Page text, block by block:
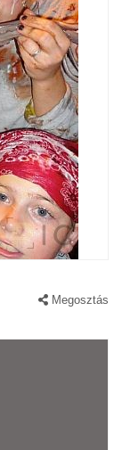
Megosztás